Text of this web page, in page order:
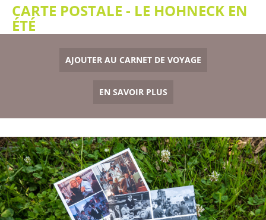
CARTE POSTALE - LE HOHNECK EN
ÉTÉ
AJOUTER AU CARNET DE VOYAGE
EN SAVOIR PLUS